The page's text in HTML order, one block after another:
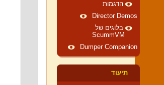
הדגמות
Director Demos
בלוגים של
ScummVM
Dumper Companion
תיעוד